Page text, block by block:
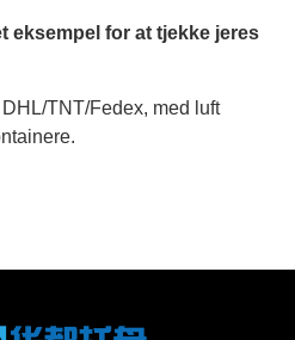
eksempel for at tjekke jeres
TNT/Fedex, med luft